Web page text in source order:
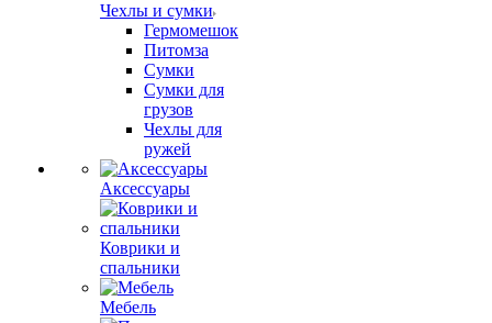
Чехлы и сумки
Гермомешок
Питомза
Сумки
Сумки для
грузов
Чехлы для
ружей
Аксессуары
Коврики и
спальники
Мебель